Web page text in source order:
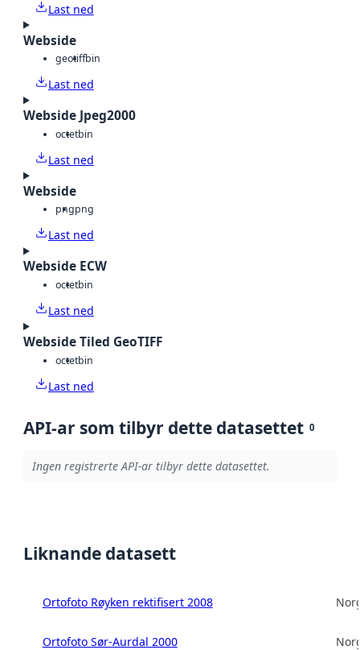
Last ned
Webside
geotiffbin
Last ned
Webside Jpeg2000
octetbin
Last ned
Webside
pngpng
Last ned
Webside ECW
octetbin
Last ned
Webside Tiled GeoTIFF
octetbin
Last ned
API-ar som tilbyr dette datasettet 0
Ingen registrerte API-ar tilbyr dette datasettet.
Liknande datasett
Ortofoto Røyken rektifisert 2008
Ortofoto Sør-Aurdal 2000